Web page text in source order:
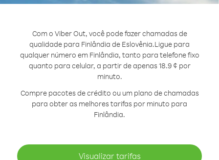
Com o Viber Out, você pode fazer chamadas de
qualidade para Finlândia de Eslovênia.Ligue para
qualquer número em Finlândia, tanto para telefone fixo
quanto para celular, a partir de apenas 18.9 ¢ por
minuto.
Compre pacotes de crédito ou um plano de chamadas
para obter as melhores tarifas por minuto para
Finlândia.
Visualizar tarifas